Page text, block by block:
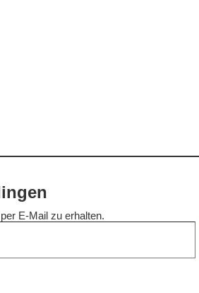
E-Mail zu erhalten.